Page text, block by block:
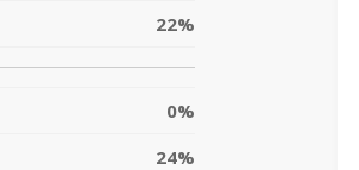
22%
0%
24%